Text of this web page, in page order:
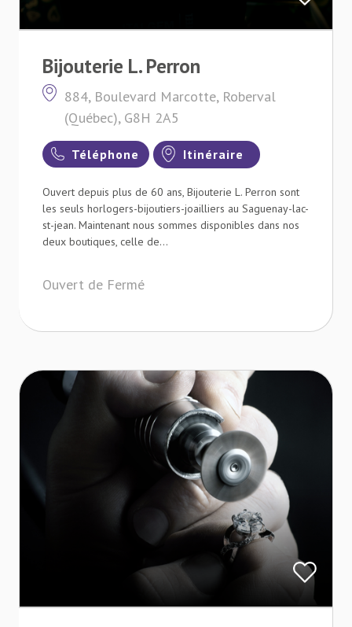
Bijouterie L. Perron
884, Boulevard Marcotte, Roberval
(Québec), G8H 2A5
Téléphone Itinéraire
Ouvert depuis plus de 60 ans, Bijouterie L. Perron sont
les seuls horlogers-bijoutiers-joailliers au Saguenay-lac-
st-jean. Maintenant nous sommes disponibles dans nos
deux boutiques, celle de...
Ouvert de Fermé